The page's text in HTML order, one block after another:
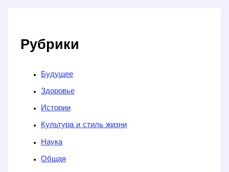
Рубрики
Будущее
Здоровье
Истории
Культура и стиль жизни
Наука
Общая